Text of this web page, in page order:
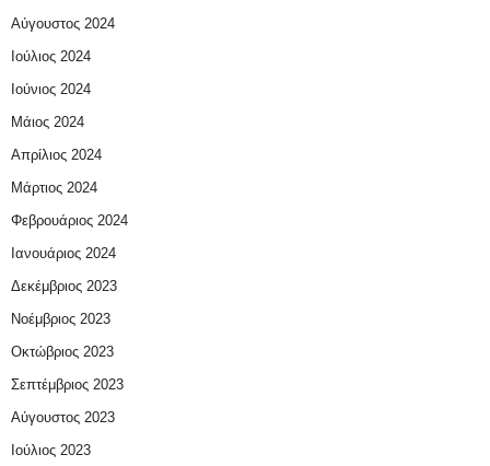
Αύγουστος 2024
Ιούλιος 2024
Ιούνιος 2024
Μάιος 2024
Απρίλιος 2024
Μάρτιος 2024
Φεβρουάριος 2024
Ιανουάριος 2024
Δεκέμβριος 2023
Νοέμβριος 2023
Οκτώβριος 2023
Σεπτέμβριος 2023
Αύγουστος 2023
Ιούλιος 2023